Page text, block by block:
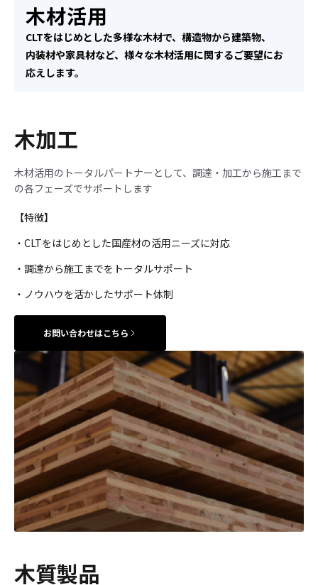
木材活用
CLTをはじめとした多様な木材で、構造物から建築物、
内装材や家具材など、様々な木材活用に関するご要望にお
応えします。
木加工
木材活用のトータルパートナーとして、調達・加工から施工まで
の各フェーズでサポートします
【特徴】
・CLTをはじめとした国産材の活用ニーズに対応
・調達から施工までをトータルサポート
・ノウハウを活かしたサポート体制
お問い合わせはこちら
木質製品